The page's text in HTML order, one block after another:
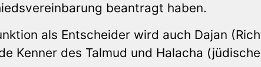
beantragt haben.
als Entscheider wird auch Dajan
Kenner des Talmud und Halacha